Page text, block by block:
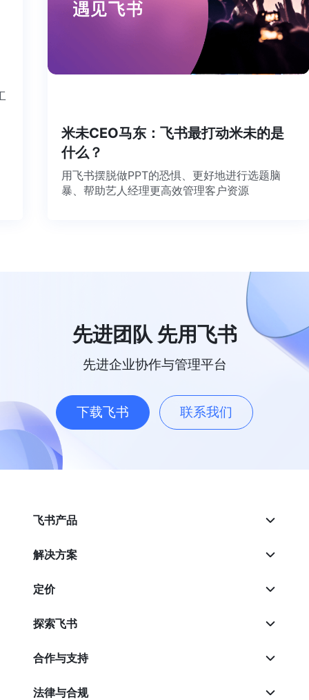
工
米未CEO马东：飞书最打动米未的是
什么？
用飞书摆脱做PPT的恐惧、更好地进行选题脑
暴、帮助艺人经理更高效管理客户资源
先进团队 先用飞书
先进企业协作与管理平台
下载飞书 联系我们
飞书产品
解决方案
定价
探索飞书
合作与支持
法律与合规